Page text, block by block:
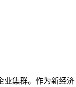
业集群。作为新经济